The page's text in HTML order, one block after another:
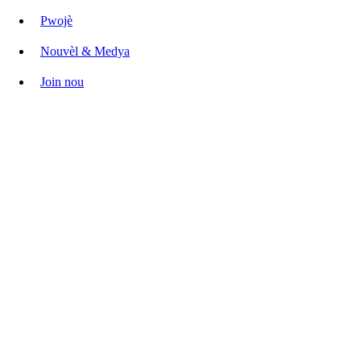
Pwojè
Nouvèl & Medya
Join nou